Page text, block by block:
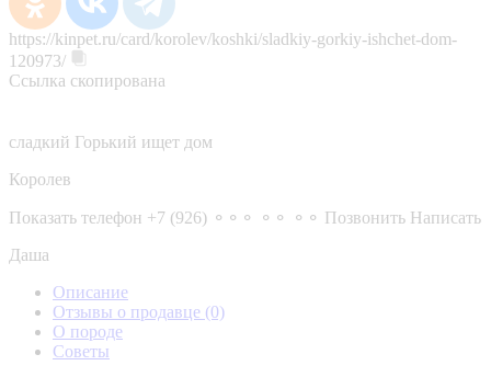
https://kinpet.ru/card/korolev/koshki/sladkiy-gorkiy-ishchet-dom-
120973/
Ссылка скопирована
сладкий Горький ищет дом
Королев
Показать телефон +7 (926) ⚬⚬⚬ ⚬⚬ ⚬⚬ Позвонить Написать
Даша
Описание
Отзывы о продавце (0)
О породе
Советы